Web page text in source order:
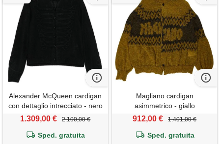
Alexander McQueen cardigan
con dettaglio intrecciato - nero
1.309,00 € 2.100,00 €
Sped. gratuita
Magliano cardigan
asimmetrico - giallo
912,00 € 1.401,00 €
Sped. gratuita